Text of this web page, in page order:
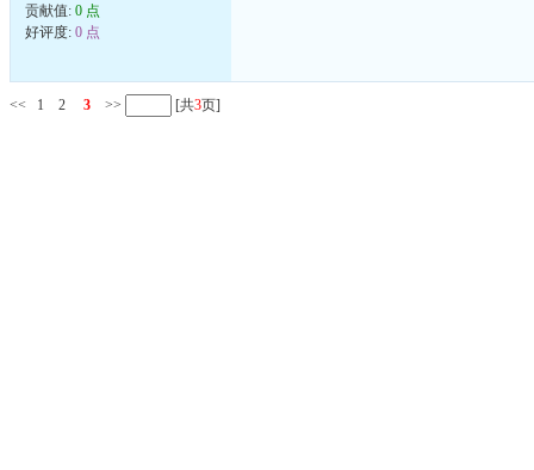
贡献值: 0 点
好评度: 0 点
<< 1 2 3 >> [共3页]